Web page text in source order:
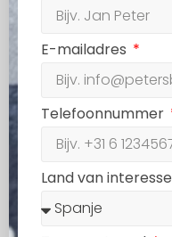
E-mailadres
Telefoonnummer
Land van interesse